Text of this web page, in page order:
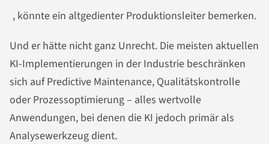
, könnte ein altgedienter Produktionsleiter bemerken.
Und er hätte nicht ganz Unrecht. Die meisten aktuellen
KI-Implementierungen in der Industrie beschränken
sich auf Predictive Maintenance, Qualitätskontrolle
oder Prozessoptimierung – alles wertvolle
Anwendungen, bei denen die KI jedoch primär als
Analysewerkzeug dient.